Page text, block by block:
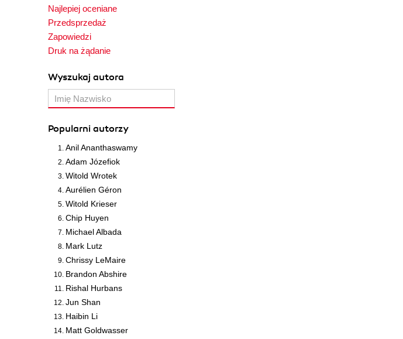
Najlepiej oceniane
Przedsprzedaż
Zapowiedzi
Druk na żądanie
Wyszukaj autora
Popularni autorzy
Anil Ananthaswamy
Adam Józefiok
Witold Wrotek
Aurélien Géron
Witold Krieser
Chip Huyen
Michael Albada
Mark Lutz
Chrissy LeMaire
Brandon Abshire
Rishal Hurbans
Jun Shan
Haibin Li
Matt Goldwasser